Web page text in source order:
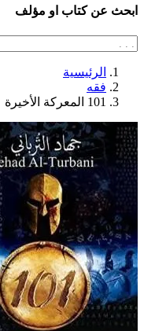
ابحث عن كتاب او مؤلف
الرئيسية
فقه
101 المعركة الأخيرة